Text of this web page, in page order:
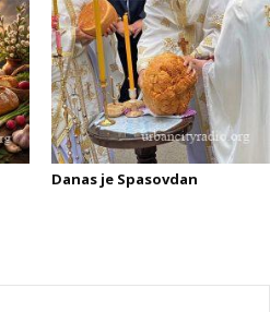
Danas je Spasovdan